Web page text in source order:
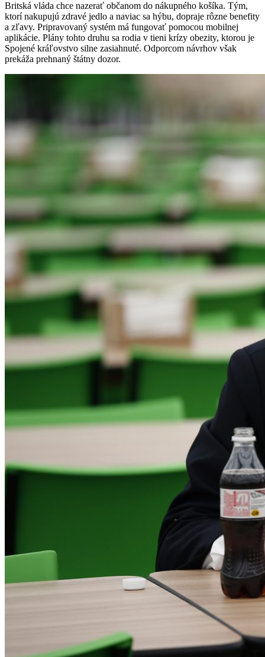
Britská vláda chce nazerať občanom do nákupného košíka. Tým,
ktorí nakupujú zdravé jedlo a naviac sa hýbu, dopraje rôzne benefity
a zľavy. Pripravovaný systém má fungovať pomocou mobilnej
aplikácie. Plány tohto druhu sa rodia v tieni krízy obezity, ktorou je
Spojené kráľovstvo silne zasiahnuté. Odporcom návrhov však
prekáža prehnaný štátny dozor.